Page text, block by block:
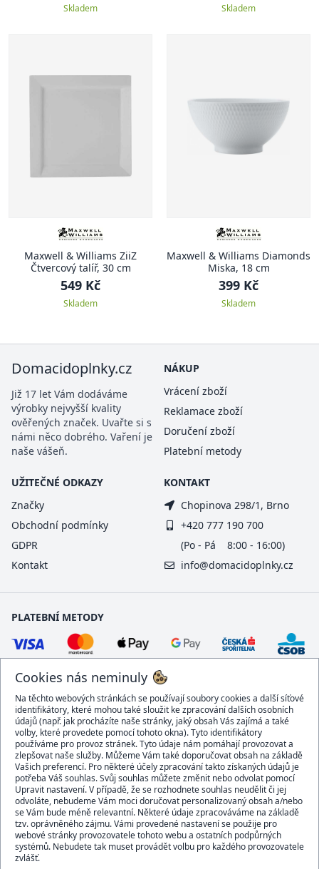
Skladem Skladem
Maxwell & Williams ZiiZ
Čtvercový talíř, 30 cm
549 Kč
Skladem
Maxwell & Williams Diamonds
Miska, 18 cm
399 Kč
Skladem
Cookies nás neminuly
Na těchto webových stránkách se používají soubory cookies a další síťové
identifikátory, které mohou také sloužit ke zpracování dalších osobních
údajů (např. jak procházíte naše stránky, jaký obsah Vás zajímá a také
volby, které provedete pomocí tohoto okna). Tyto identifikátory
používáme pro provoz stránek. Tyto údaje nám pomáhají provozovat a
zlepšovat naše služby. Můžeme Vám také doporučovat obsah na základě
Vašich preferencí. Pro některé účely zpracování takto získaných údajů je
potřeba Váš souhlas. Svůj souhlas můžete změnit nebo odvolat pomocí
Upravit nastavení. V případě, že se rozhodnete souhlas neudělit či jej
odvoláte, nebudeme Vám moci doručovat personalizovaný obsah a/nebo
se Vám bude méně relevantní. Některé údaje zpracováváme na základě
tzv. oprávněného zájmu. Vámi provedené nastavení se použije pro
webové stránky provozovatele tohoto webu a ostatních podpůrných
systémů. Nebudete tak muset provádět volbu pro každého provozovatele
zvlášť.
Domacidoplnky.cz
Již 17 let Vám dodáváme
výrobky nejvyšší kvality
ověřených značek. Uvařte si s
námi něco dobrého. Vaření je
naše vášeň.
NÁKUP
Vrácení zboží
Reklamace zboží
Doručení zboží
Platební metody
UŽITEČNÉ ODKAZY
Značky
Obchodní podmínky
GDPR
Kontakt
KONTAKT
Chopinova 298/1, Brno
+420 777 190 700
(Po - Pá 8:00 - 16:00)
info@domacidoplnky.cz
PLATEBNÍ METODY
DOPRAVCI
BEZPEČNÝ OBCHOD